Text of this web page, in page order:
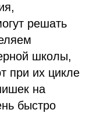
решать
школы,
при их цикле
на
быстро